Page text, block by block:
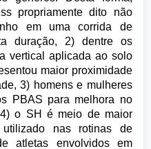
propriamente dito não
em uma corrida de
duração, 2) dentre os
vertical aplicada ao solo
maior proximidade
3) homens e mulheres
PBAS para melhora no
o SH é meio de maior
nas rotinas de
atletas envolvidos em